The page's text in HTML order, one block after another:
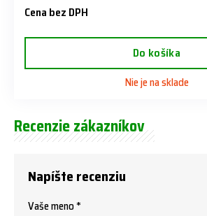
Cena bez DPH
Do košíka
Nie je na sklade
Recenzie zákazníkov
Napíšte recenziu
Vaše meno *